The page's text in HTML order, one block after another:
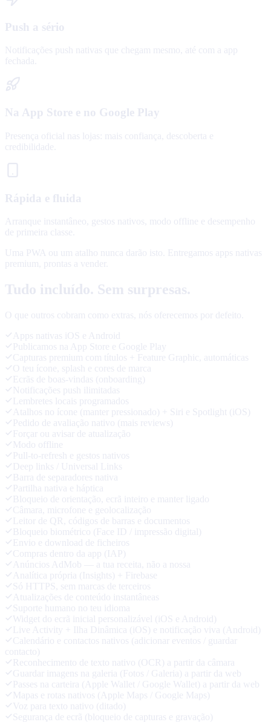
Push a sério
Notificações push nativas que chegam mesmo, até com a app
fechada.
Na App Store e no Google Play
Presença oficial nas lojas: mais confiança, descoberta e
credibilidade.
Rápida e fluida
Arranque instantâneo, gestos nativos, modo offline e desempenho
de primeira classe.
Uma PWA ou um atalho nunca darão isto. Entregamos apps nativas
premium, prontas a vender.
Tudo incluído. Sem surpresas.
O que outros cobram como extras, nós oferecemos por defeito.
Apps nativas iOS e Android
Publicamos na App Store e Google Play
Capturas premium com títulos + Feature Graphic, automáticas
O teu ícone, splash e cores de marca
Ecrãs de boas-vindas (onboarding)
Notificações push ilimitadas
Lembretes locais programados
Atalhos no ícone (manter pressionado) + Siri e Spotlight (iOS)
Pedido de avaliação nativo (mais reviews)
Forçar ou avisar de atualização
Modo offline
Pull-to-refresh e gestos nativos
Deep links / Universal Links
Barra de separadores nativa
Partilha nativa e háptica
Bloqueio de orientação, ecrã inteiro e manter ligado
Câmara, microfone e geolocalização
Leitor de QR, códigos de barras e documentos
Bloqueio biométrico (Face ID / impressão digital)
Envio e download de ficheiros
Compras dentro da app (IAP)
Anúncios AdMob — a tua receita, não a nossa
Analítica própria (Insights) + Firebase
Só HTTPS, sem marcas de terceiros
Atualizações de conteúdo instantâneas
Suporte humano no teu idioma
Widget do ecrã inicial personalizável (iOS e Android)
Live Activity + Ilha Dinâmica (iOS) e notificação viva (Android)
Calendário e contactos nativos (adicionar eventos / guardar
contacto)
Reconhecimento de texto nativo (OCR) a partir da câmara
Guardar imagens na galeria (Fotos / Galeria) a partir da web
Passes na carteira (Apple Wallet / Google Wallet) a partir da web
Mapas e rotas nativos (Apple Maps / Google Maps)
Voz para texto nativo (ditado)
Segurança de ecrã (bloqueio de capturas e gravação)